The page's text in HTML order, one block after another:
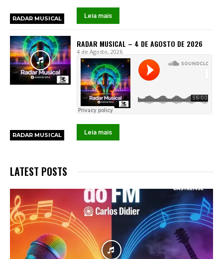
RADAR MUSICAL Leia mais
RADAR MUSICAL
RADAR MUSICAL – 4 DE AGOSTO DE 2026
4 de Agosto, 2026
Leia mais
LATEST POSTS